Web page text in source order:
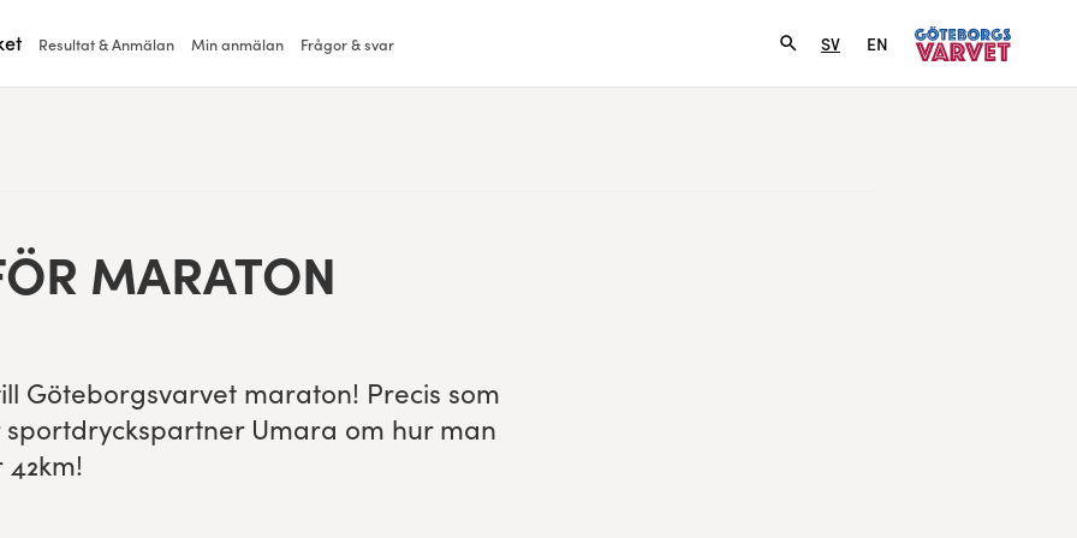
Resultat & Anmälan Min anmälan Frågor & svar SV EN
MARATON
Göte­borgsvarvet mara­ton! Pre­cis som
Umara om hur man
42km!